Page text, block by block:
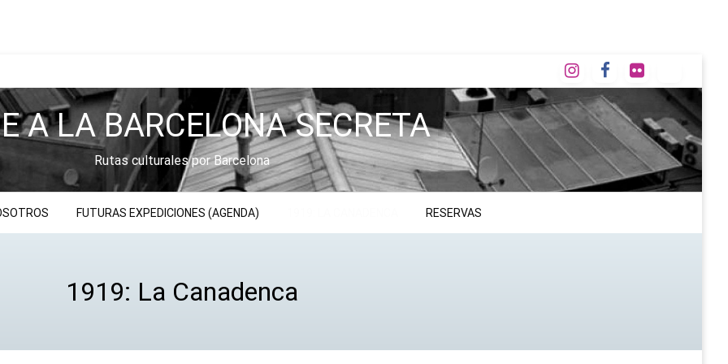
A LA BARCELONA SECRETA
Rutas culturales por Barcelona
FUTURAS EXPEDICIONES (AGENDA) RESERVAS
1919: La Canadenca